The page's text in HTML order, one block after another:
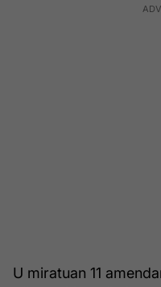
U miratuan 11